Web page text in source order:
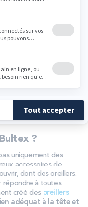
à ajouter entre
déhoussable
se fait très
programme à 30°C à
propre. Selon les
vous allez peut-être
Sinon, un séchage à
pouvez la remettre
?
uniquement des
accessoires de
dont des oreillers.
répondre à toutes
créé des oreillers
adéquat à la tête et